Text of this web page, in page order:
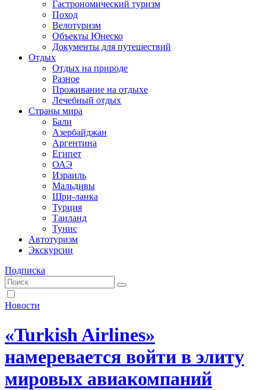
Гастрономический туризм
Поход
Велотуризм
Объекты Юнеско
Документы для путешествий
Отдых
Отдых на природе
Разное
Проживание на отдыхе
Лечебный отдых
Страны мира
Бали
Азербайджан
Аргентина
Египет
ОАЭ
Израиль
Мальдивы
Шри-ланка
Турция
Таиланд
Тунис
Автотуризм
Экскурсии
Подписка
Новости
«Turkish Airlines»
намеревается войти в элиту
мировых авиакомпаний